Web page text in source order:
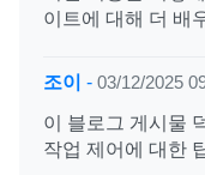
이트에 대해 더 배
조이 - 03/12/2025
이 블로그 게시물
작업 제어에 대한